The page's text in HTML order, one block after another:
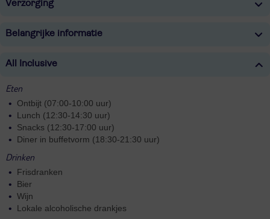
Verzorging
Belangrijke informatie
All Inclusive
Eten
Ontbijt (07:00-10:00 uur)
Lunch (12:30-14:30 uur)
Snacks (12:30-17:00 uur)
Diner in buffetvorm (18:30-21:30 uur)
Drinken
Frisdranken
Bier
Wijn
Lokale alcoholische drankjes